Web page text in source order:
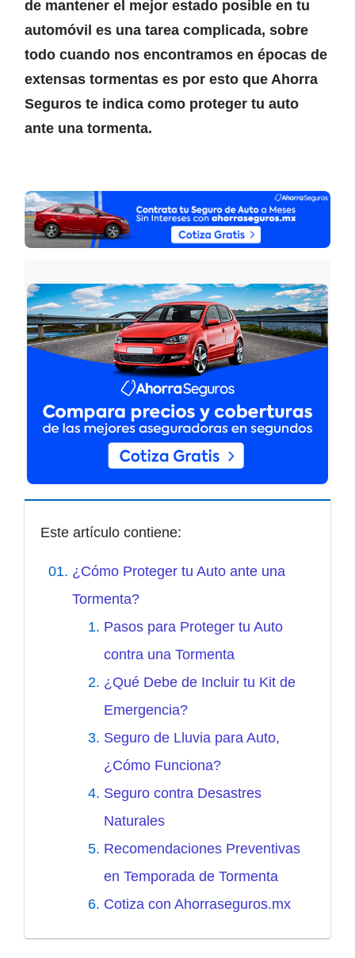
de mantener el mejor estado posible en tu
automóvil es una tarea complicada, sobre
todo cuando nos encontramos en épocas de
extensas tormentas es por esto que Ahorra
Seguros te indica como proteger tu auto
ante una tormenta.
Este artículo contiene:
¿Cómo Proteger tu Auto ante una
Tormenta?
Pasos para Proteger tu Auto
contra una Tormenta
¿Qué Debe de Incluir tu Kit de
Emergencia?
Seguro de Lluvia para Auto,
¿Cómo Funciona?
Seguro contra Desastres
Naturales
Recomendaciones Preventivas
en Temporada de Tormenta
Cotiza con Ahorraseguros.mx